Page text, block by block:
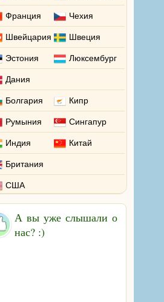
Франция Чехия
Швейцария Швеция
Эстония Люксембург
Дания
Болгария Кипр
Румыния Сингапур
Индия Китай
Британия
США
А вы уже слышали о
нас? :)